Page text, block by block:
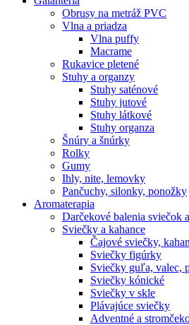
Obrusy na metráž PVC
Vlna a priadza
Vlna puffy
Macrame
Rukavice pletené
Stuhy a organzy
Stuhy saténové
Stuhy jutové
Stuhy látkové
Stuhy organza
Šnúry a šnúrky
Rolky
Gumy
Ihly, nite, lemovky
Pančuchy, silonky, ponožky
Aromaterapia
Darčekové balenia sviečok
Sviečky a kahance
Čajové sviečky,
Sviečky figúrky
Sviečky guľa, valec,
Sviečky kónické
Sviečky v skle
Plávajúce sviečky
Adventné a